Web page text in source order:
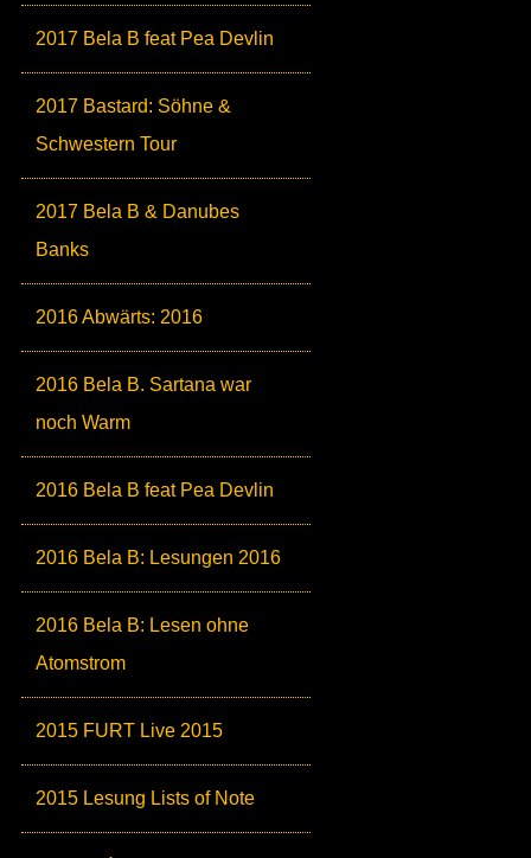
2017 Bela B feat Pea Devlin
2017 Bastard: Söhne &
Schwestern Tour
2017 Bela B & Danubes
Banks
2016 Abwärts: 2016
2016 Bela B. Sartana war
noch Warm
2016 Bela B feat Pea Devlin
2016 Bela B: Lesungen 2016
2016 Bela B: Lesen ohne
Atomstrom
2015 FURT Live 2015
2015 Lesung Lists of Note